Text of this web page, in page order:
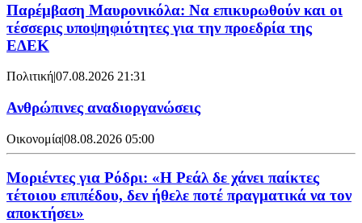
Παρέμβαση Μαυρονικόλα: Να επικυρωθούν και οι
τέσσερις υποψηφιότητες για την προεδρία της
ΕΔΕΚ
Πολιτική|07.08.2026 21:31
Ανθρώπινες αναδιοργανώσεις
Οικονομία|08.08.2026 05:00
Μοριέντες για Ρόδρι: «Η Ρεάλ δε χάνει παίκτες
τέτοιου επιπέδου, δεν ήθελε ποτέ πραγματικά να τον
αποκτήσει»